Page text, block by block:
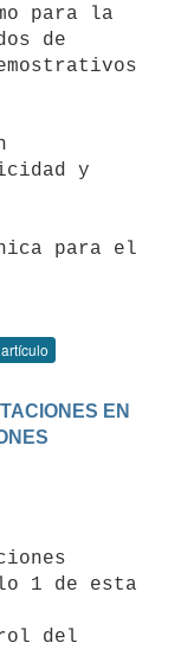
para la
y
para el
EN
1 de esta
del